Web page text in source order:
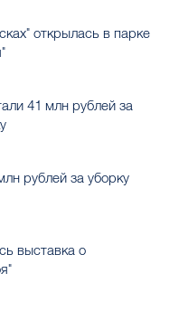
открылась в парке
41 млн рублей за
рублей за уборку
выставка о